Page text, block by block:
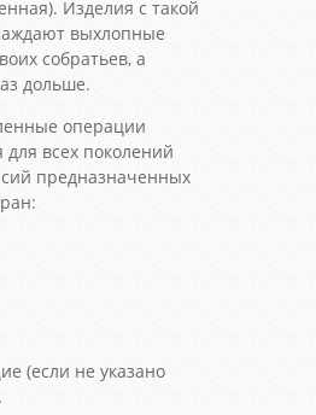
Изделия с такой
выхлопные
собратьев, а
дольше.
операции
всех поколений
предназначенных
(если не указано